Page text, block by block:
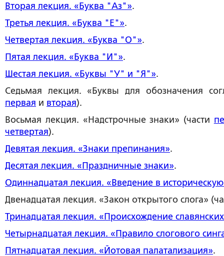
Вторая лекция. «Буква "Аз"».
Третья лекция. «Буква "Е"».
Четвертая лекция. «Буква "О"».
Пятая лекция. «Буква "И"».
Шестая лекция. «Буквы "У" и "Я"».
Седьмая лекция. «Буквы для обозначения
первая и вторая).
Восьмая лекция. «Надстрочные знаки» (части
четвертая).
Девятая лекция. «Знаки препинания».
Десятая лекция. «Праздничные знаки».
Одиннадцатая лекция. «Введение в
Двенадцатая лекция. «Закон открытого слога»
Тринадцатая лекция. «Происхождение
Четырнадцатая лекция. «Правило слогового
Пятнадцатая лекция. «Йотовая палатализация».